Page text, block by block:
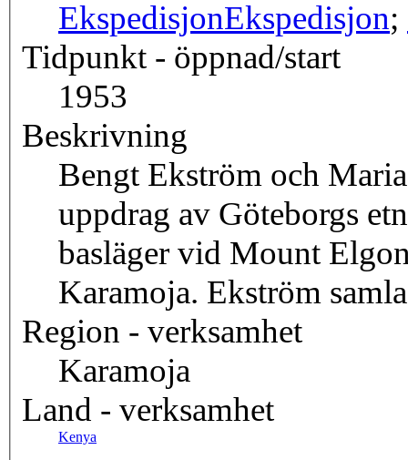
EkspedisjonEkspedisjon;
Tidpunkt - öppnad/start
1953
Beskrivning
Bengt Ekström och
uppdrag av Göteborgs
basläger vid Mount
Karamoja. Ekström
Region - verksamhet
Karamoja
Land - verksamhet
Kenya